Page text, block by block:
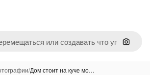
Поиск
/Дом стоит на куче мо…